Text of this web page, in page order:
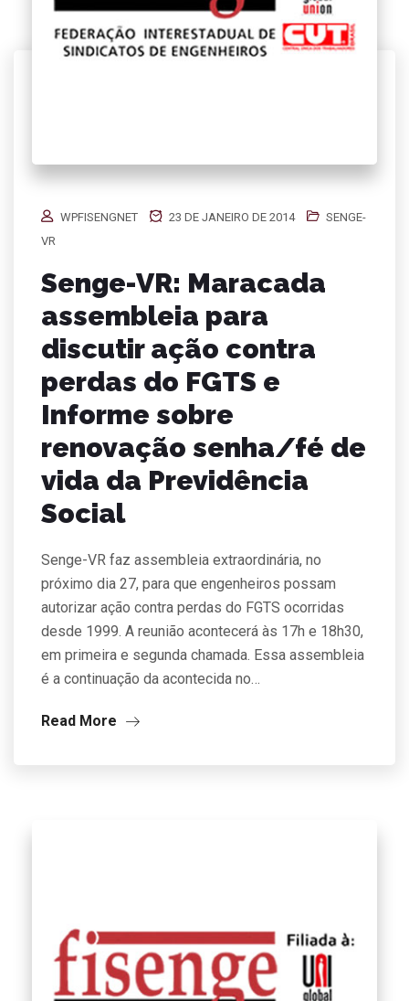
WPFISENGNET 23 DE JANEIRO DE 2014
SENGE-
VR
Senge-VR: Maracada
assembleia para
discutir ação contra
perdas do FGTS e
Informe sobre
renovação senha/fé de
vida da Previdência
Social
Senge-VR faz assembleia extraordinária, no
próximo dia 27, para que engenheiros possam
autorizar ação contra perdas do FGTS ocorridas
desde 1999. A reunião acontecerá às 17h e 18h30,
em primeira e segunda chamada. Essa assembleia
é a continuação da acontecida no…
Read More